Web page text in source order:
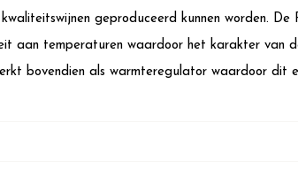
geproduceerd kunnen worden. De
aan temperaturen waardoor het karakter van
bovendien als warmteregulator waardoor dit